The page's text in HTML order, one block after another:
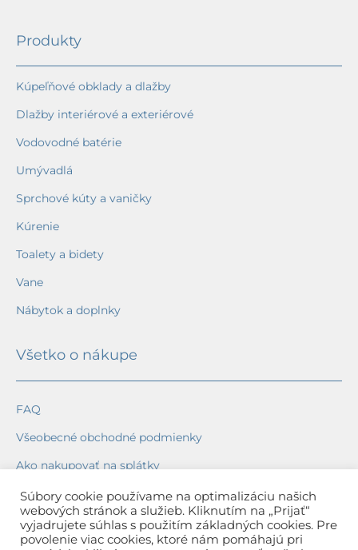
Produkty
Kúpeľňové obklady a dlažby
Dlažby interiérové a exteriérové
Vodovodné batérie
Umývadlá
Sprchové kúty a vaničky
Kúrenie
Toalety a bidety
Vane
Nábytok a doplnky
Všetko o nákupe
FAQ
Všeobecné obchodné podmienky
Ako nakupovať na splátky
Ochrana osobných údajov
Reklamačný poriadok
Súbory cookie používame na optimalizáciu našich
webových stránok a služieb. Kliknutím na „Prijať“
vyjadrujete súhlas s použitím základných cookies. Pre
povolenie viac cookies, ktoré nám pomáhajú pri